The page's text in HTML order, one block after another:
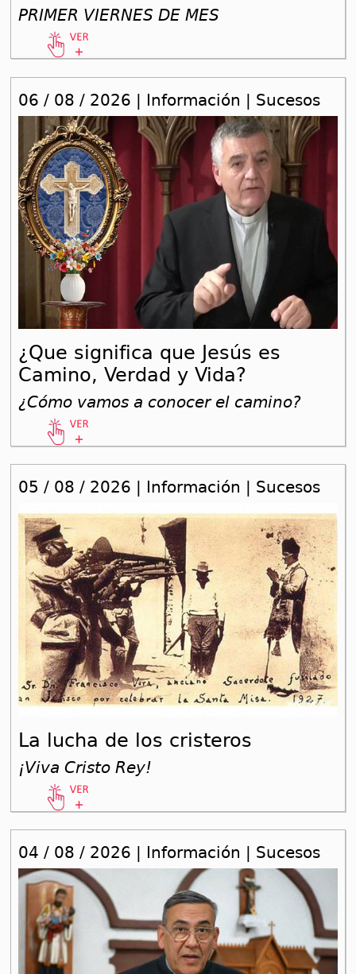
PRIMER VIERNES DE MES
06 / 08 / 2026 | Información | Sucesos
¿Que significa que Jesús es
Camino, Verdad y Vida?
¿Cómo vamos a conocer el camino?
05 / 08 / 2026 | Información | Sucesos
La lucha de los cristeros
¡Viva Cristo Rey!
04 / 08 / 2026 | Información | Sucesos